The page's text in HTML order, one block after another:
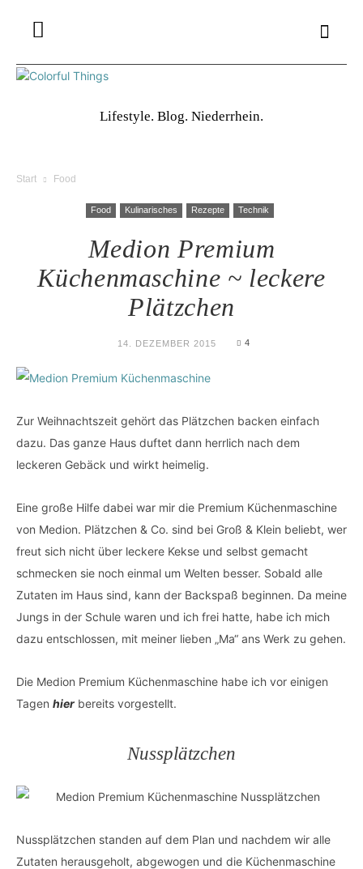
Lifestyle. Blog. Niederrhein.
Start Food
Food Kulinarisches Rezepte Technik
Medion Premium
Küchenmaschine ~ leckere
Plätzchen
14. DEZEMBER 2015 4
Zur Weihnachtszeit gehört das Plätzchen backen einfach
dazu. Das ganze Haus duftet dann herrlich nach dem
leckeren Gebäck und wirkt heimelig.
Eine große Hilfe dabei war mir die Premium Küchenmaschine
von Medion. Plätzchen & Co. sind bei Groß & Klein beliebt, wer
freut sich nicht über leckere Kekse und selbst gemacht
schmecken sie noch einmal um Welten besser. Sobald alle
Zutaten im Haus sind, kann der Backspaß beginnen. Da meine
Jungs in der Schule waren und ich frei hatte, habe ich mich
dazu entschlossen, mit meiner lieben „Ma“ ans Werk zu gehen.
Die Medion Premium Küchenmaschine habe ich vor einigen
Tagen hier bereits vorgestellt.
Nussplätzchen
Nussplätzchen standen auf dem Plan und nachdem wir alle
Zutaten herausgeholt, abgewogen und die Küchenmaschine